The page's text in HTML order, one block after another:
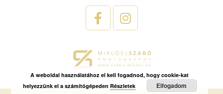
A weboldal használatához el kell fogadnod, hogy cookie-kat
helyezzünk el a számítógépeden Részletek Elfogadom